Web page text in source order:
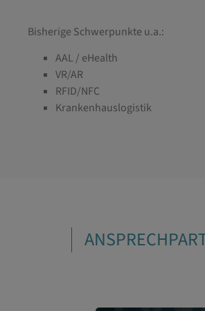
Bisherige Schwerpunkte u.a.:
AAL / eHealth
VR/AR
RFID/NFC
Krankenhauslogistik